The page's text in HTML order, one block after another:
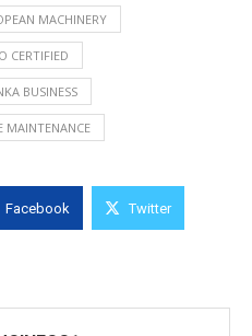
MACHINERY
CERTIFIED
BUSINESS
MAINTENANCE
Facebook Twitter